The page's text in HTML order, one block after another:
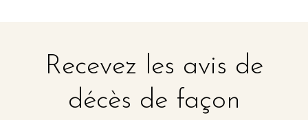
Recevez les avis de
décès de façon